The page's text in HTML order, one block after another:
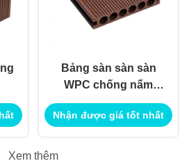
Bảng sàn sàn sàn
WPC chống nấm
nước chống nấm
Nhận được giá tốt nhất
Xem thêm